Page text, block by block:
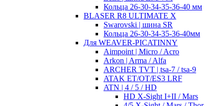
Кольца 26-30-34-35-36-40 мм
BLASER R8 ULTIMATE X
Swarovski | шина SR
Кольца 26-30-34-35-36-40мм
Для WEAVER-PICATINNY
Aimpoint | Micro / Acro
Arkon | Arma / Alfa
ARCHER TVT | tsa-7 / tsa-9
ATAK ET/OT/ES3 LRF
ATN | 4 / 5 / HD
HD X-Sight I+II / Mars